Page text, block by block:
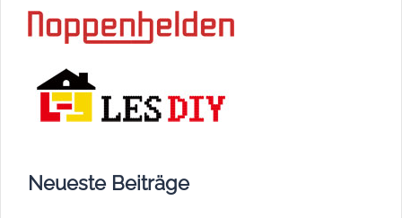
Neueste Beiträge